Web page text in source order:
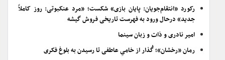
رکورد «انتقام‌جویان: پایان بازی» شکست؛ «مرد عنکبوتی: روز کاملاً
جدید» درحال ورود به فهرست تاریخی فروش گیشه
امیر نادری و ذات و زبان سینما
رمان «رخشان»؛ گُذار از خامیِ عاطفی تا رسیدن به بلوغ فکری